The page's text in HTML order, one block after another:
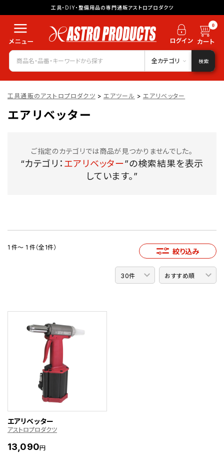
工具・DIY・整備用品の専門通販アストロプロダクツ
0
全カテゴリ 検索
工具通販のアストロプロダクツ > エアツール > エアリベッター
エアリベッター
ご指定のカテゴリでは商品が見つかりませんでした。
“カテゴリ： エアリベッター”の検索結果を表示
しています。”
1 件～ 1 件（全1件） 絞り込み
エアリベッター
アストロプロダクツ
13,090円